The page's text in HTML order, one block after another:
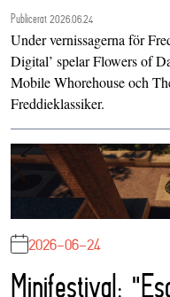
Publicerat 2026.06.24
Under vernissagerna för
Digital’ spelar Flowers of
Mobile Whorehouse och
Freddieklassiker.
2026-06-24
Minifestival: